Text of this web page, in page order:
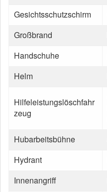
Gesichtsschutzschirm
Großbrand
Handschuhe
Helm
Hilfeleistungslöschfahr
zeug
Hubarbeitsbühne
Hydrant
Innenangriff